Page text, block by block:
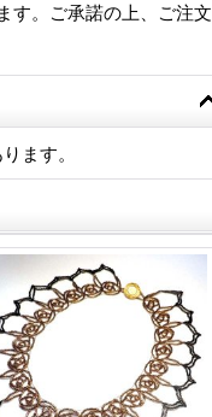
す。ご承諾の上、ご注文
ます。